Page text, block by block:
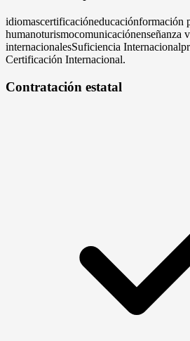
idiomascertificacióneducaciónformación
humanoturismocomunicaciónenseñanza
internacionalesSuficiencia Internacional
Certificación Internacional.
Contratación estatal